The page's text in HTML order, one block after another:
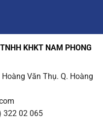
KHKT NAM PHONG
Hoàng Văn Thụ. Q. Hoàng
322 02 065